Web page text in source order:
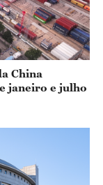
China
janeiro e julho